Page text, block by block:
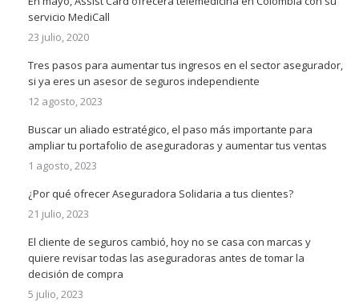
servicio MediCall
23 julio, 2020
Tres pasos para aumentar tus ingresos en el sector asegurador,
si ya eres un asesor de seguros independiente
12 agosto, 2023
Buscar un aliado estratégico, el paso más importante para
ampliar tu portafolio de aseguradoras y aumentar tus ventas
1 agosto, 2023
¿Por qué ofrecer Aseguradora Solidaria a tus clientes?
21 julio, 2023
El cliente de seguros cambió, hoy no se casa con marcas y
quiere revisar todas las aseguradoras antes de tomar la
decisión de compra
5 julio, 2023